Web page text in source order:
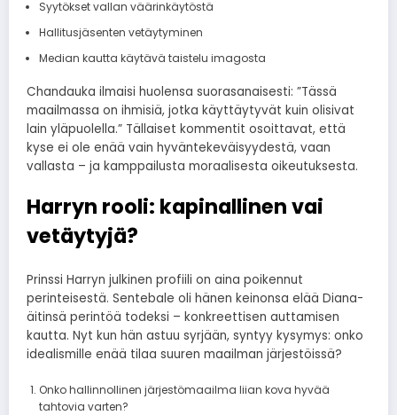
Syytökset vallan väärinkäytöstä
Hallitusjäsenten vetäytyminen
Median kautta käytävä taistelu imagosta
Chandauka ilmaisi huolensa suorasanaisesti: ”Tässä
maailmassa on ihmisiä, jotka käyttäytyvät kuin olisivat
lain yläpuolella.” Tällaiset kommentit osoittavat, että
kyse ei ole enää vain hyväntekeväisyydestä, vaan
vallasta – ja kamppailusta moraalisesta oikeutuksesta.
Harryn rooli: kapinallinen vai
vetäytyjä?
Prinssi Harryn julkinen profiili on aina poikennut
perinteisestä. Sentebale oli hänen keinonsa elää Diana-
äitinsä perintöä todeksi – konkreettisen auttamisen
kautta. Nyt kun hän astuu syrjään, syntyy kysymys: onko
idealismille enää tilaa suuren maailman järjestöissä?
Onko hallinnollinen järjestömaailma liian kova hyvää
tahtovia varten?